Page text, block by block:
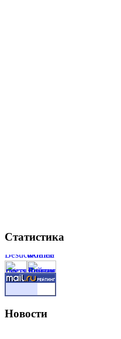
Статистика
Новости